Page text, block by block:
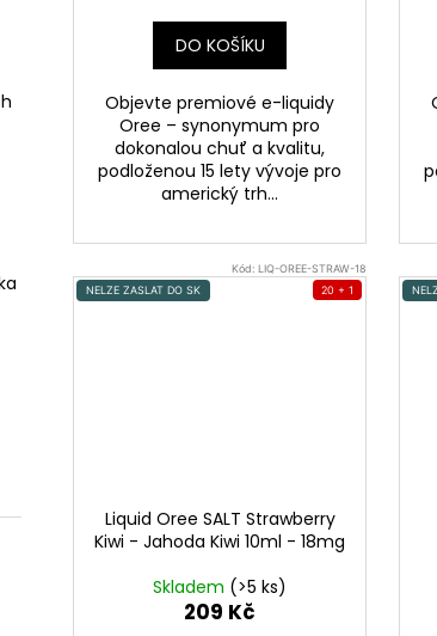
DO KOŠÍKU
Objevte premiové e-liquidy
Oree – synonymum pro
dokonalou chuť a kvalitu,
podloženou 15 lety vývoje pro
americký trh...
Kód:LIQ-OREE-STRAW-18
NELZE ZASLAT DO SK
20 + 1
Liquid Oree SALT Strawberry
Kiwi - Jahoda Kiwi 10ml - 18mg
Skladem (>5 ks)
209 Kč